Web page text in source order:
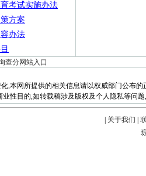
考试实施办法
方案
办法
查分网站入口
,本网所提供的相关信息请以权威部门公布的
性目的,如转载稿涉及版权及个人隐私等问题
关于我们